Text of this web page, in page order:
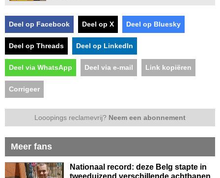
Deel op Facebook Deel op X Deel op Bluesky
Deel op Threads Deel op LinkedIn
Deel via WhatsApp Deel via e-mail Link kopiëren
Corrigeer
Looopings reclamevrij? Neem een abonnement
Meer fans
Nationaal record: deze Belg stapte in
tweeduizend verschillende achtbanen